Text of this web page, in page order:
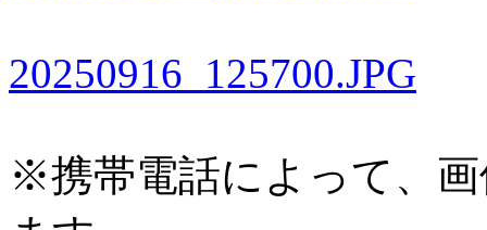
20250916_125700.JPG
※携帯電話によって、